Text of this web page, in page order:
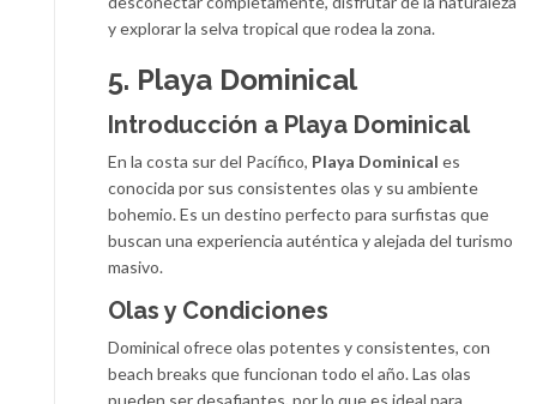
y explorar la selva tropical que rodea la zona.
5. Playa Dominical
Introducción a Playa Dominical
En la costa sur del Pacífico, Playa Dominical es
conocida por sus consistentes olas y su ambiente
bohemio. Es un destino perfecto para surfistas que
buscan una experiencia auténtica y alejada del turismo
masivo.
Olas y Condiciones
Dominical ofrece olas potentes y consistentes, con
beach breaks que funcionan todo el año. Las olas
pueden ser desafiantes, por lo que es ideal para